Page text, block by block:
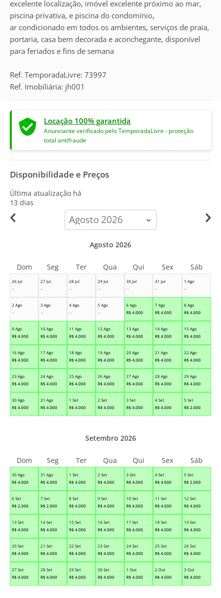
excelente localização, imóvel excelente próximo ao mar,
piscina privativa, e piscina do condomínio,
ar condicionado em todos os ambientes, serviços de praia,
portaria, casa bem decorada e aconchegante, disponível
para feriados e fins de semana
Ref. TemporadaLivre: 73997
Ref. Imobiliária: jh001
Locação 100% garantida
Anunciante verificado pelo TemporadaLivre - proteção
total antifraude
Disponibilidade e Preços
Última atualização há
13 dias
calendar-
month
26 Jul
--
27 Jul
--
28 Jul
--
29 Jul
--
30 Jul
--
31 Jul
--
1 Ago
--
2 Ago
--
3 Ago
--
4 Ago
--
5 Ago
--
6 Ago
R$ 4.000
7 Ago
R$ 4.000
8 Ago
R$ 4.000
9 Ago
R$ 4.000
10 Ago
R$ 4.000
11 Ago
R$ 4.000
12 Ago
R$ 4.000
13 Ago
R$ 4.000
14 Ago
R$ 4.000
15 Ago
R$ 4.000
16 Ago
R$ 4.000
17 Ago
R$ 4.000
18 Ago
R$ 4.000
19 Ago
R$ 4.000
20 Ago
R$ 4.000
21 Ago
R$ 4.000
22 Ago
R$ 4.000
23 Ago
R$ 4.000
24 Ago
R$ 4.000
25 Ago
R$ 4.000
26 Ago
R$ 4.000
27 Ago
R$ 4.000
28 Ago
R$ 4.000
29 Ago
R$ 4.000
30 Ago
R$ 4.000
31 Ago
R$ 4.000
1 Set
R$ 4.000
2 Set
R$ 4.000
3 Set
R$ 4.000
4 Set
R$ 4.000
5 Set
R$ 2.000
Agosto 2026
Dom Seg Ter Qua Qui Sex Sáb
30 Ago
R$ 4.000
31 Ago
R$ 4.000
1 Set
R$ 4.000
2 Set
R$ 4.000
3 Set
R$ 4.000
4 Set
R$ 4.000
5 Set
R$ 2.000
6 Set
R$ 2.000
7 Set
R$ 2.000
8 Set
R$ 4.000
9 Set
R$ 4.000
10 Set
R$ 4.000
11 Set
R$ 4.000
12 Set
R$ 4.000
13 Set
R$ 4.000
14 Set
R$ 4.000
15 Set
R$ 4.000
16 Set
R$ 4.000
17 Set
R$ 4.000
18 Set
R$ 4.000
19 Set
R$ 4.000
20 Set
R$ 4.000
21 Set
R$ 4.000
22 Set
R$ 4.000
23 Set
R$ 4.000
24 Set
R$ 4.000
25 Set
R$ 4.000
26 Set
R$ 4.000
27 Set
R$ 4.000
28 Set
R$ 4.000
29 Set
R$ 4.000
30 Set
R$ 4.000
1 Out
R$ 4.000
2 Out
R$ 4.000
3 Out
R$ 4.000
Setembro 2026
Dom Seg Ter Qua Qui Sex Sáb